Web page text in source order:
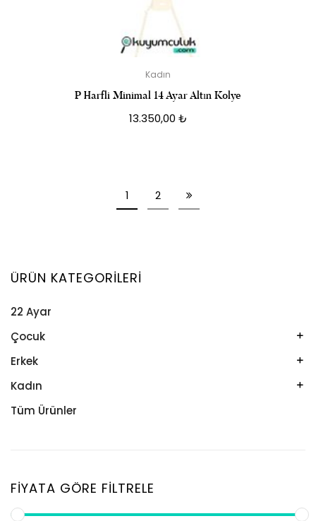
Kadın
P Harfli Minimal 14 Ayar Altın Kolye
13.350,00 ₺
1 2
ÜRÜN KATEGORILERI
22 Ayar
Çocuk
Kelepçe
Kolye
Künye
Erkek
Kelepçe
Künye
Kadın
Bileklik
Tüm Ürünler
FIYATA GÖRE FILTRELE